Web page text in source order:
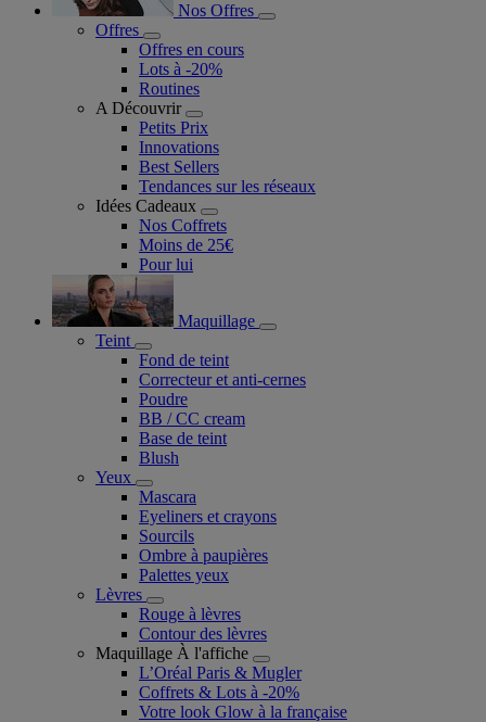
Nos Offres
Offres
Offres en cours
Lots à -20%
Routines
A Découvrir
Petits Prix
Innovations
Best Sellers
Tendances sur les réseaux
Idées Cadeaux
Nos Coffrets
Moins de 25€
Pour lui
Maquillage
Teint
Fond de teint
Correcteur et anti-cernes
Poudre
BB / CC cream
Base de teint
Blush
Yeux
Mascara
Eyeliners et crayons
Sourcils
Ombre à paupières
Palettes yeux
Lèvres
Rouge à lèvres
Contour des lèvres
Maquillage À l'affiche
L’Oréal Paris & Mugler
Coffrets & Lots à -20%
Votre look Glow à la française